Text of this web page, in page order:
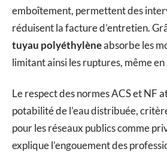
emboîtement, permettent des
réduisent la facture d’entretien.
tuyau polyéthylèneabsorbe les
limitant ainsi les ruptures, même en
Le respect des normes ACS et NF
potabilité de l’eau distribuée,
pour les réseaux publics comme
explique l’engouement des